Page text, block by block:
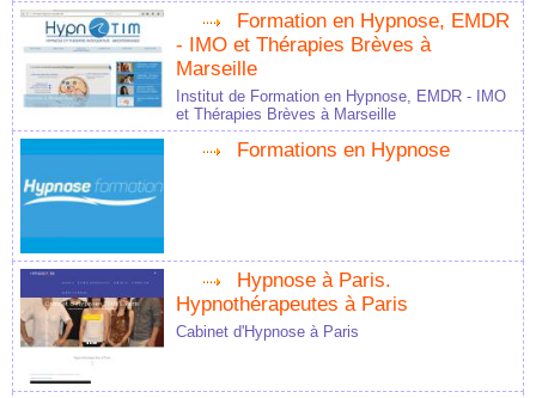
Formation en Hypnose, EMDR
- IMO et Thérapies Brèves à
Marseille
Institut de Formation en Hypnose, EMDR - IMO
et Thérapies Brèves à Marseille
Formations en Hypnose
Hypnose à Paris.
Hypnothérapeutes à Paris
Cabinet d'Hypnose à Paris